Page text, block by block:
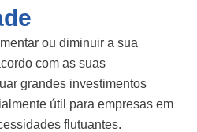
ou diminuir a sua
com as suas
grandes investimentos
útil para empresas em
flutuantes.